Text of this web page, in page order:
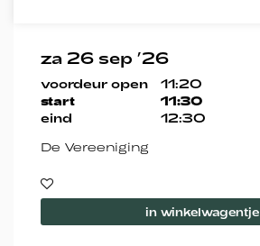
za 26 sep ’26
voordeur open
11:20
start
11:30
eind
12:30
De Vereeniging
in winkelwagentje